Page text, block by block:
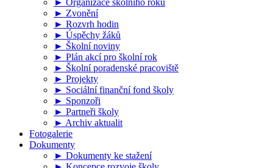
► Organizace školního roku
► Zvonění
► Rozvrh hodin
► Úspěchy žáků
► Školní noviny
► Plán akcí pro školní rok
► Školní poradenské pracoviště
► Projekty
► Sociální finanční fond školy
► Sponzoři
► Partneři školy
► Archiv aktualit
Fotogalerie
Dokumenty
► Dokumenty ke stažení